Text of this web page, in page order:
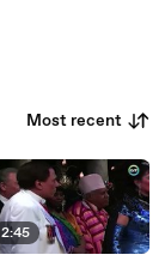
Most recent
2:45